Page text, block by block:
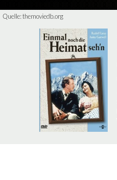
Quelle:themoviedb.org